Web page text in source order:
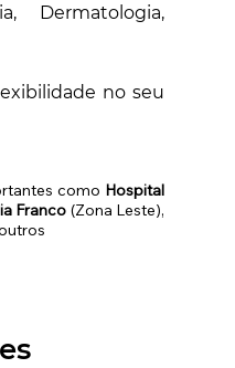
Dermatologia,
no seu
como Hospital
Franco (Zona Leste),